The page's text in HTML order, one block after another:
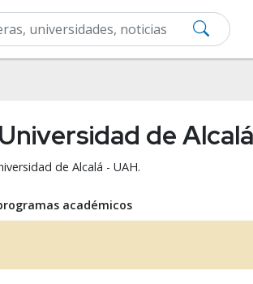
de
de Alcalá - UAH.
académicos